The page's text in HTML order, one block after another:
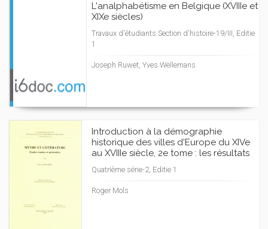
L'analphabétisme en Belgique (XVIIIe et
XIXe siècles)
Travaux d'étudiants Section d'histoire-19/III, Editie
1
Joseph Ruwet, Yves Wellemans
Introduction à la démographie
historique des villes d'Europe du XIVe
au XVIIIe siècle, 2e tome : les résultats
Quatrième série-2, Editie 1
Roger Mols